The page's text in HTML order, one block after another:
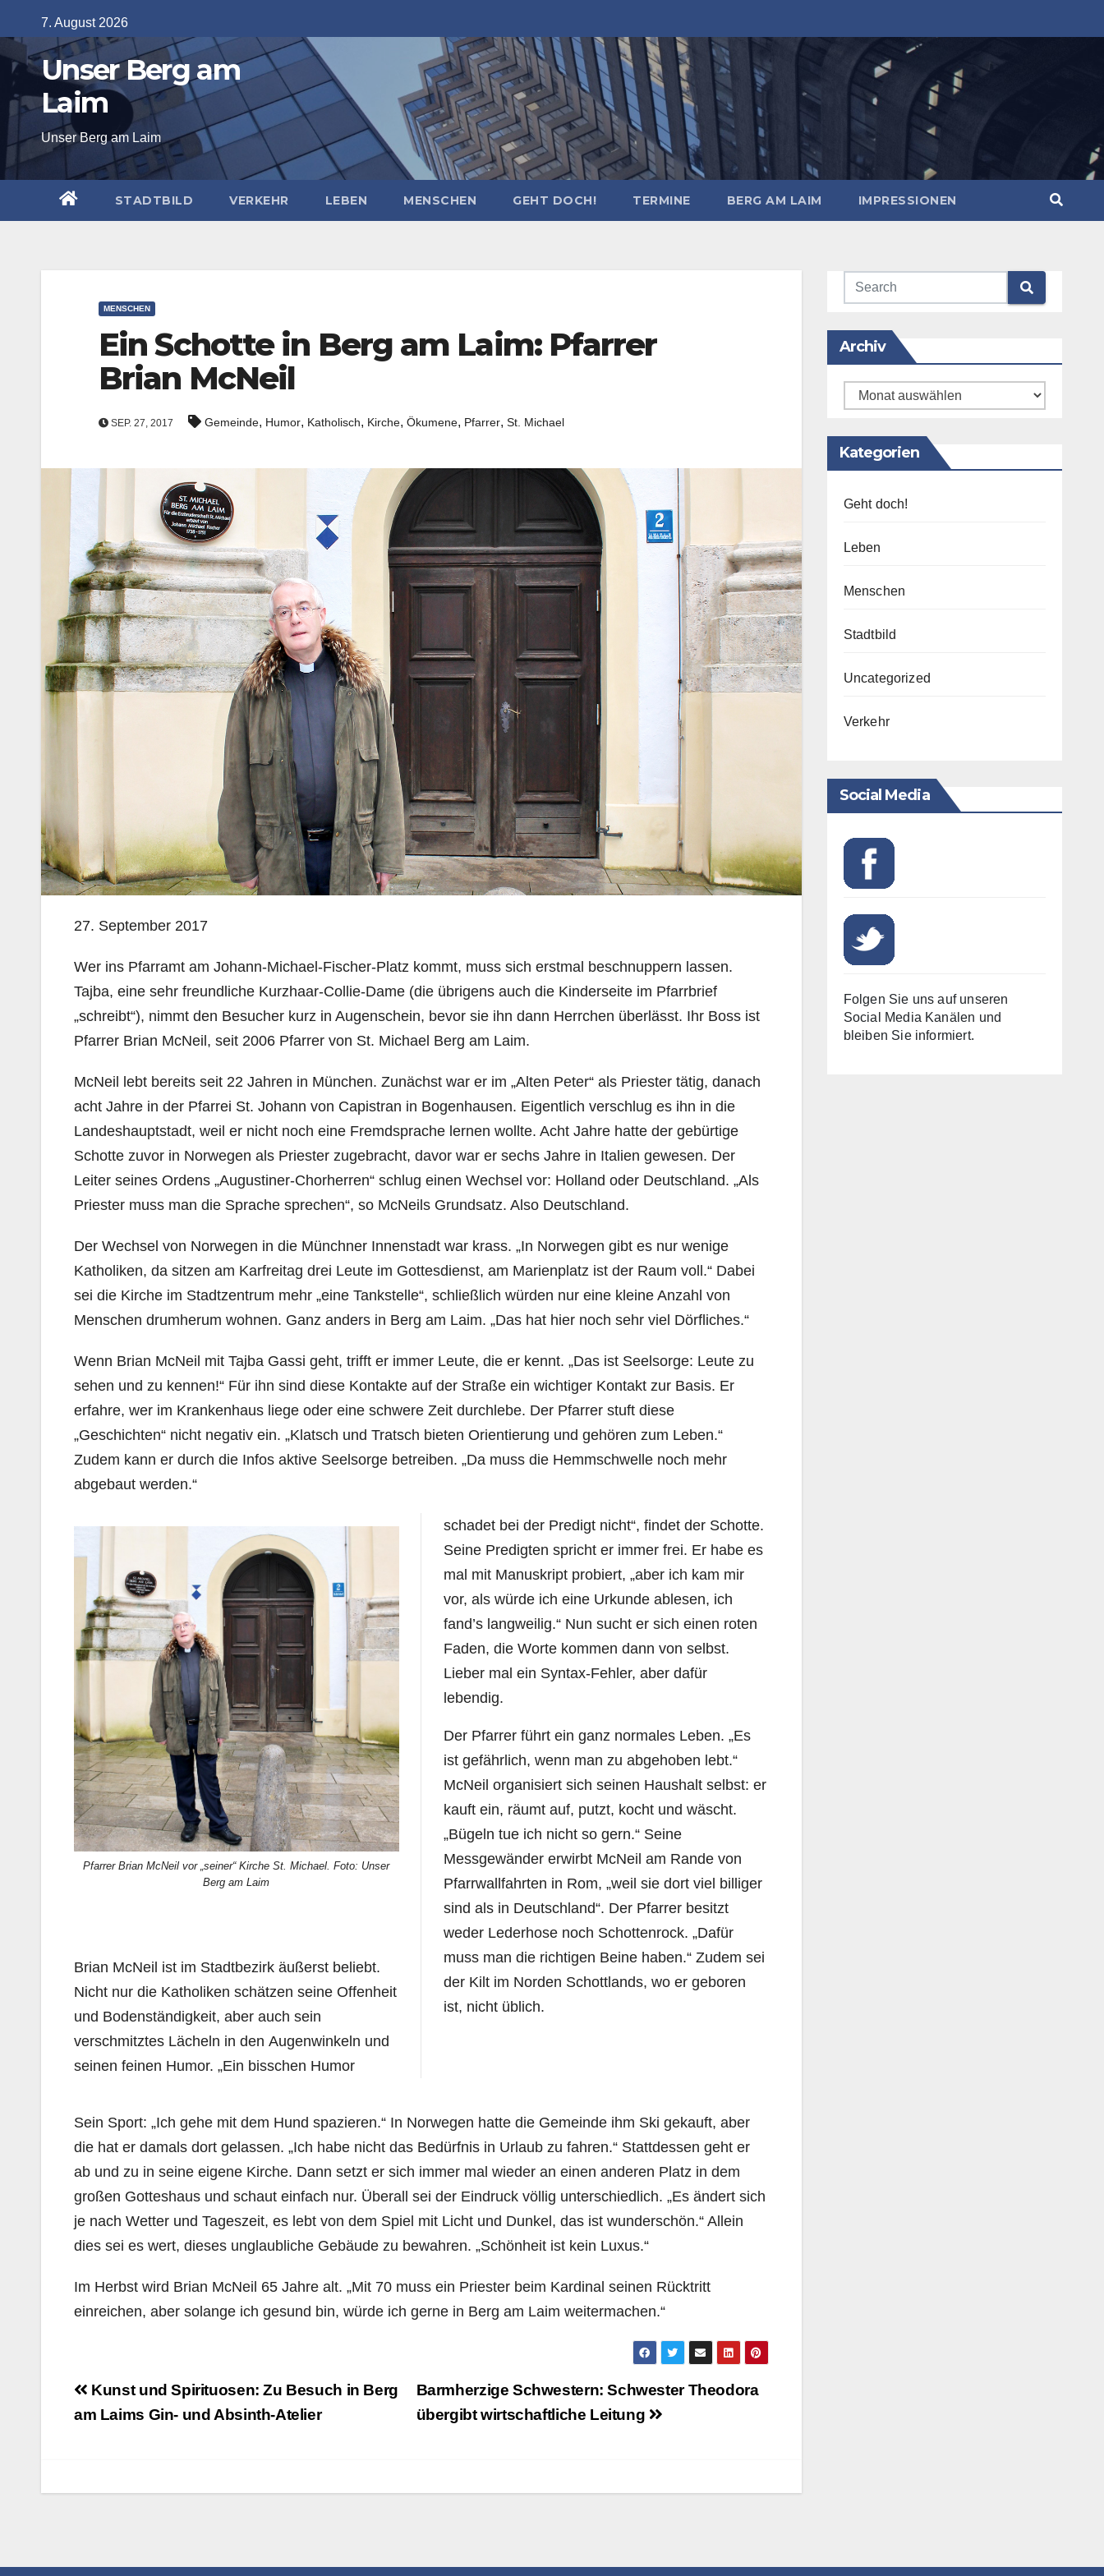
to
content
7. August 2026
Unser Berg am
Laim
Unser Berg am Laim
STADTBILD VERKEHR LEBEN MENSCHEN GEHT DOCH! TERMINE BERG AM LAIM IMPRESSIONEN
MENSCHEN
Ein Schotte in Berg am Laim: Pfarrer
Brian McNeil
SEP. 27, 2017 Gemeinde, Humor, Katholisch, Kirche, Ökumene, Pfarrer, St. Michael
27. September 2017
Wer ins Pfarramt am Johann-Michael-Fischer-Platz kommt, muss sich erstmal beschnuppern lassen.
Tajba, eine sehr freundliche Kurzhaar-Collie-Dame (die übrigens auch die Kinderseite im Pfarrbrief
„schreibt“), nimmt den Besucher kurz in Augenschein, bevor sie ihn dann Herrchen überlässt. Ihr Boss ist
Pfarrer Brian McNeil, seit 2006 Pfarrer von St. Michael Berg am Laim.
McNeil lebt bereits seit 22 Jahren in München. Zunächst war er im „Alten Peter“ als Priester tätig, danach
acht Jahre in der Pfarrei St. Johann von Capistran in Bogenhausen. Eigentlich verschlug es ihn in die
Landeshauptstadt, weil er nicht noch eine Fremdsprache lernen wollte. Acht Jahre hatte der gebürtige
Schotte zuvor in Norwegen als Priester zugebracht, davor war er sechs Jahre in Italien gewesen. Der
Leiter seines Ordens „Augustiner-Chorherren“ schlug einen Wechsel vor: Holland oder Deutschland. „Als
Priester muss man die Sprache sprechen“, so McNeils Grundsatz. Also Deutschland.
Der Wechsel von Norwegen in die Münchner Innenstadt war krass. „In Norwegen gibt es nur wenige
Katholiken, da sitzen am Karfreitag drei Leute im Gottesdienst, am Marienplatz ist der Raum voll.“ Dabei
sei die Kirche im Stadtzentrum mehr „eine Tankstelle“, schließlich würden nur eine kleine Anzahl von
Menschen drumherum wohnen. Ganz anders in Berg am Laim. „Das hat hier noch sehr viel Dörfliches.“
Wenn Brian McNeil mit Tajba Gassi geht, trifft er immer Leute, die er kennt. „Das ist Seelsorge: Leute zu
sehen und zu kennen!“ Für ihn sind diese Kontakte auf der Straße ein wichtiger Kontakt zur Basis. Er
erfahre, wer im Krankenhaus liege oder eine schwere Zeit durchlebe. Der Pfarrer stuft diese
„Geschichten“ nicht negativ ein. „Klatsch und Tratsch bieten Orientierung und gehören zum Leben.“
Zudem kann er durch die Infos aktive Seelsorge betreiben. „Da muss die Hemmschwelle noch mehr
abgebaut werden.“
Pfarrer Brian McNeil vor „seiner“ Kirche St. Michael. Foto: Unser
Berg am Laim
Brian McNeil ist im Stadtbezirk äußerst beliebt.
Nicht nur die Katholiken schätzen seine Offenheit
und Bodenständigkeit, aber auch sein
verschmitztes Lächeln in den Augenwinkeln und
seinen feinen Humor. „Ein bisschen Humor
schadet bei der Predigt nicht“, findet der Schotte.
Seine Predigten spricht er immer frei. Er habe es
mal mit Manuskript probiert, „aber ich kam mir
vor, als würde ich eine Urkunde ablesen, ich
fand’s langweilig.“ Nun sucht er sich einen roten
Faden, die Worte kommen dann von selbst.
Lieber mal ein Syntax-Fehler, aber dafür
lebendig.
Der Pfarrer führt ein ganz normales Leben. „Es
ist gefährlich, wenn man zu abgehoben lebt.“
McNeil organisiert sich seinen Haushalt selbst: er
kauft ein, räumt auf, putzt, kocht und wäscht.
„Bügeln tue ich nicht so gern.“ Seine
Messgewänder erwirbt McNeil am Rande von
Pfarrwallfahrten in Rom, „weil sie dort viel billiger
sind als in Deutschland“. Der Pfarrer besitzt
weder Lederhose noch Schottenrock. „Dafür
muss man die richtigen Beine haben.“ Zudem sei
der Kilt im Norden Schottlands, wo er geboren
ist, nicht üblich.
Sein Sport: „Ich gehe mit dem Hund spazieren.“ In Norwegen hatte die Gemeinde ihm Ski gekauft, aber
die hat er damals dort gelassen. „Ich habe nicht das Bedürfnis in Urlaub zu fahren.“ Stattdessen geht er
ab und zu in seine eigene Kirche. Dann setzt er sich immer mal wieder an einen anderen Platz in dem
großen Gotteshaus und schaut einfach nur. Überall sei der Eindruck völlig unterschiedlich. „Es ändert sich
je nach Wetter und Tageszeit, es lebt von dem Spiel mit Licht und Dunkel, das ist wunderschön.“ Allein
dies sei es wert, dieses unglaubliche Gebäude zu bewahren. „Schönheit ist kein Luxus.“
Im Herbst wird Brian McNeil 65 Jahre alt. „Mit 70 muss ein Priester beim Kardinal seinen Rücktritt
einreichen, aber solange ich gesund bin, würde ich gerne in Berg am Laim weitermachen.“
Beitragsnavigation
Barmherzige Schwestern: Schwester Theodora
übergibt wirtschaftliche Leitung
Kunst und Spirituosen: Zu Besuch in Berg
am Laims Gin- und Absinth-Atelier
Archiv
Archiv
Kategorien
Geht doch!
Leben
Menschen
Stadtbild
Uncategorized
Verkehr
Social Media
Folgen Sie uns auf unseren
Social Media Kanälen und
bleiben Sie informiert.